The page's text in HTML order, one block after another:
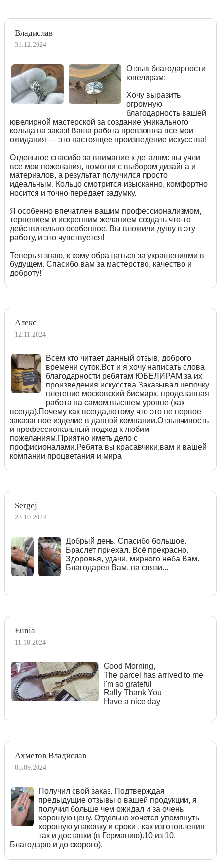
Владислав
31.12.2024
Отзыв благодарности
ювелирам:
Хочу выразить
огромную
благодарность вашей
ювелирной мастерской за создание уникального
кольца на заказ! Ваша работа превзошла все мои
ожидания — это настоящее произведение искусства!
Отдельное спасибо за внимание к деталям: вы учли
все мои пожелания, помогли с выбором дизайна и
материалов, а результат получился просто
идеальным. Кольцо смотрится изысканно, комфортно
носится и точно передает задумку.
Я особенно впечатлен вашим профессионализмом,
терпением и искренним желанием создать что-то
действительно особенное. Вы вложили душу в эту
работу, и это чувствуется!
Теперь я знаю, к кому обращаться за украшениями в
будущем. Спасибо вам за мастерство, качество и
доброту!
Алекс
12.11.2024
Всем кто читает данный отзыв, доброго
времени суток.Вот и я хочу написать слова
благодарности ребятам ЮВЕЛИРАМ за их
произведения искусства.Заказывал цепочку
плетение московский бисмарк, проделанная
работа на самом высшем уровне (как
всегда).Почему как всегда,потому что это не первое
заказанное изделие в данной компании.Отзывчивость
и профессиональный подход к любим
пожеланиям.Приятно иметь дело с
профисионалами.Ребята вы красавчики,вам и вашей
компании процветания и мира
Sergej
23.10.2024
Добрый день. Спасибо большое.
Браслет приехал. Всё прекрасно.
Здоровья, удачи, мирного неба Вам.
Благодарен Вам, на связи...
Eunia
11.10.2024
Good Morning,
The parcel has arrived to me
I'm so grateful
Rally Thank You
Have a nice day
Ахметов Владислав
05.09.2024
Получил свой заказ. Подтверждая
предыдущие отзывы о вашей продукции, я
получил больше чем ожидал и за очень
хорошую цену. Отдельно хочется упомянуть
хорошую упаковку и сроки , как изготовления
так и доставки (в Германию).10 из 10.
Благодарю и до скорого).